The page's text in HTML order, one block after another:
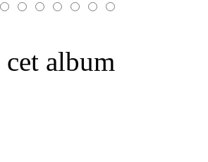
album